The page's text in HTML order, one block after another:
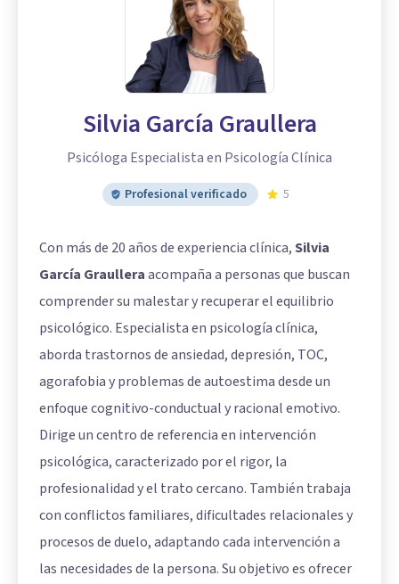
Silvia García Graullera
Psicóloga Especialista en Psicología Clínica
Profesional verificado 5
Con más de 20 años de experiencia clínica,Silvia
García Graulleraacompaña a personas que buscan
comprender su malestar y recuperar el equilibrio
psicológico. Especialista en psicología clínica,
aborda trastornos de ansiedad, depresión, TOC,
agorafobia y problemas de autoestima desde un
enfoque cognitivo-conductual y racional emotivo.
Dirige un centro de referencia en intervención
psicológica, caracterizado por el rigor, la
profesionalidad y el trato cercano. También trabaja
con conflictos familiares, dificultades relacionales y
procesos de duelo, adaptando cada intervención a
las necesidades de la persona. Su objetivo es ofrecer